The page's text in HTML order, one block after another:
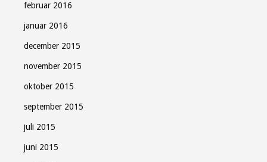
februar 2016
januar 2016
december 2015
november 2015
oktober 2015
september 2015
juli 2015
juni 2015